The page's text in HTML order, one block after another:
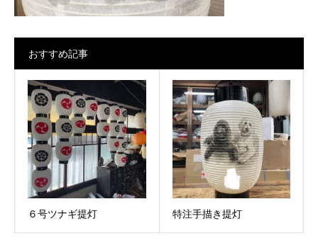
おすすめ記事
６号ツナギ提灯 特注手描き提灯